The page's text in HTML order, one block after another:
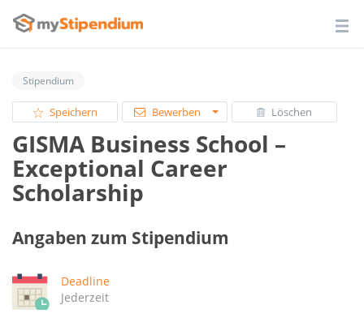
Stipendium
Speichern Bewerben Löschen
GISMA Business School –
Exceptional Career
Scholarship
Angaben zum Stipendium
Deadline
Jederzeit